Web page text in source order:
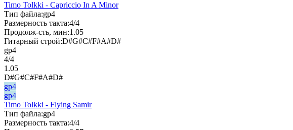
Timo Tolkki - Capriccio In A Minor
Тип файла:gp4
Размерность такта:4/4
Продолж-сть, мин:1.05
Гитарный строй:D#G#C#F#A#D#
gp4
4/4
1.05
D#G#C#F#A#D#
gp4
gp4
Timo Tolkki - Flying Samir
Тип файла:gp4
Размерность такта:4/4